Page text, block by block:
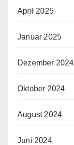
April 2025
Januar 2025
Dezember 2024
Oktober 2024
August 2024
Juni 2024